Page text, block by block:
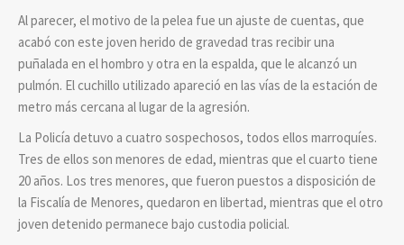
Al parecer, el motivo de la pelea fue un ajuste de cuentas, que
acabó con este joven herido de gravedad tras recibir una
puñalada en el hombro y otra en la espalda, que le alcanzó un
pulmón. El cuchillo utilizado apareció en las vías de la estación de
metro más cercana al lugar de la agresión.
La Policía detuvo a cuatro sospechosos, todos ellos marroquíes.
Tres de ellos son menores de edad, mientras que el cuarto tiene
20 años. Los tres menores, que fueron puestos a disposición de
la Fiscalía de Menores, quedaron en libertad, mientras que el otro
joven detenido permanece bajo custodia policial.